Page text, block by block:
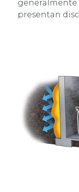
generalmente
presentan